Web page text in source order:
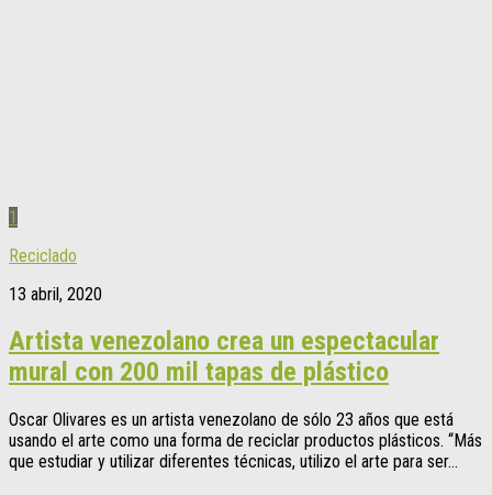
1
Reciclado
13 abril, 2020
Artista venezolano crea un espectacular
mural con 200 mil tapas de plástico
Oscar Olivares es un artista venezolano de sólo 23 años que está
usando el arte como una forma de reciclar productos plásticos. “Más
que estudiar y utilizar diferentes técnicas, utilizo el arte para ser...